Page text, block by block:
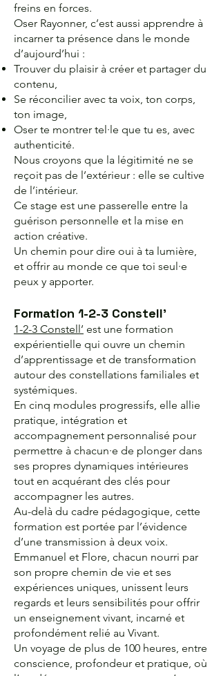
freins en forces.
Oser Rayonner, c’est aussi apprendre à
incarner ta présence dans le monde
d’aujourd’hui :
Trouver du plaisir à créer et partager du
contenu,
Se réconcilier avec ta voix, ton corps,
ton image,
Oser te montrer tel·le que tu es, avec
authenticité.
Nous croyons que la légitimité ne se
reçoit pas de l’extérieur : elle se cultive
de l’intérieur.
Ce stage est une passerelle entre la
guérison personnelle et la mise en
action créative.
Un chemin pour dire oui à ta lumière,
et offrir au monde ce que toi seul·e
peux y apporter.
Formation 1-2-3 Constell'
1-2-3 Constell’ est une formation
expérientielle qui ouvre un chemin
d’apprentissage et de transformation
autour des constellations familiales et
systémiques.
En cinq modules progressifs, elle allie
pratique, intégration et
accompagnement personnalisé pour
permettre à chacun·e de plonger dans
ses propres dynamiques intérieures
tout en acquérant des clés pour
accompagner les autres.
Au-delà du cadre pédagogique, cette
formation est portée par l’évidence
d’une transmission à deux voix.
Emmanuel et Flore, chacun nourri par
son propre chemin de vie et ses
expériences uniques, unissent leurs
regards et leurs sensibilités pour offrir
un enseignement vivant, incarné et
profondément relié au Vivant.
Un voyage de plus de 100 heures, entre
conscience, profondeur et pratique, où